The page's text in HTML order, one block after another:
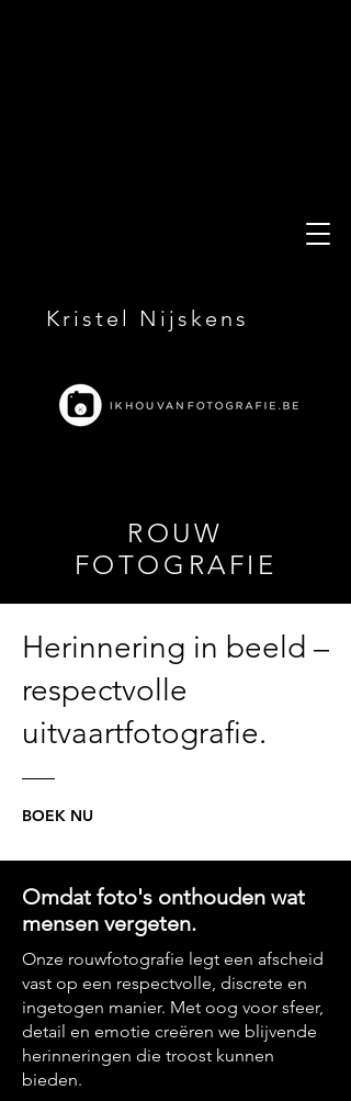
Kristel Nijskens
ROUW
FOTOGRAFIE
Herinnering in beeld –
respectvolle
uitvaartfotografie.
BOEK NU
Omdat foto's onthouden wat
mensen vergeten.
Onze rouwfotografie legt een afscheid
vast op een respectvolle, discrete en
ingetogen manier. Met oog voor sfeer,
detail en emotie creëren we blijvende
herinneringen die troost kunnen
bieden.